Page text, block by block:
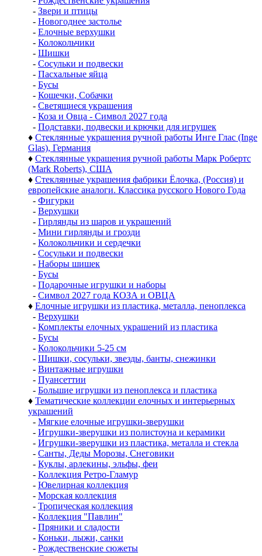
- Звери и птицы
- Новогоднее застолье
- Елочные верхушки
- Колокольчики
- Шишки
- Сосульки и подвески
- Пасхальные яйца
- Бусы
- Кошечки, Собачки
- Светящиеся украшения
- Коза и Овца - Символ 2027 года
- Подставки, подвески и крючки для игрушек
♦ Стеклянные украшения ручной работы Инге Глас (Inge
Glas), Германия
♦ Стеклянные украшения ручной работы Марк Робертс
(Mark Roberts), США
♦ Стеклянные украшения фабрики Ёлочка, (Россия) и
европейские аналоги. Классика русского Нового Года
- Фигурки
- Верхушки
- Гирлянды из шаров и украшений
- Мини гирлянды и грозди
- Колокольчики и сердечки
- Сосульки и подвески
- Наборы шишек
- Бусы
- Подарочные игрушки и наборы
- Символ 2027 года КОЗА и ОВЦА
♦ Елочные игрушки из пластика, металла, пеноплекса
- Верхушки
- Комплекты елочных украшений из пластика
- Бусы
- Колокольчики 5-25 см
- Шишки, сосульки, звезды, банты, снежинки
- Винтажные игрушки
- Пуансеттии
- Большие игрушки из пеноплекса и пластика
♦ Тематические коллекции елочных и интерьерных
украшений
- Мягкие елочные игрушки-зверушки
- Игрушки-зверушки из полистоуна и керамики
- Игрушки-зверушки из пластика, металла и стекла
- Санты, Деды Морозы, Снеговики
- Куклы, арлекины, эльфы, феи
- Коллекция Ретро-Гламур
- Ювелирная коллекция
- Морская коллекция
- Тропическая коллекция
- Коллекция "Павлин"
- Пряники и сладости
- Коньки, лыжи, санки
- Рождественские сюжеты